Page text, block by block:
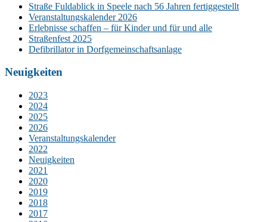
Straße Fuldablick in Speele nach 56 Jahren fertiggestellt
Veranstaltungskalender 2026
Erlebnisse schaffen – für Kinder und für und alle
Straßenfest 2025
Defibrillator in Dorfgemeinschaftsanlage
Neuigkeiten
2023
2024
2025
2026
Veranstaltungskalender
2022
Neuigkeiten
2021
2020
2019
2018
2017